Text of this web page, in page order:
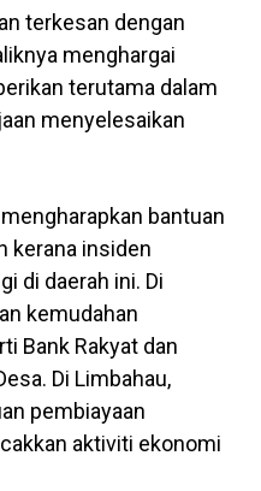
terkesan dengan
menghargai
terutama dalam
menyelesaikan
bantuan
kerana insiden
di daerah ini. Di
kemudahan
Bank Rakyat dan
Di Limbahau,
pembiayaan
aktiviti ekonomi